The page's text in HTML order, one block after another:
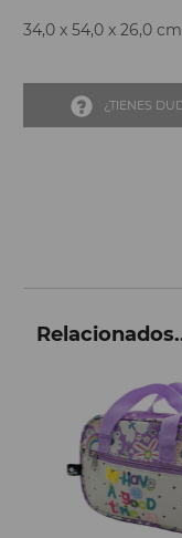
34,0 x 54,0 x 26,0
¿TIENES